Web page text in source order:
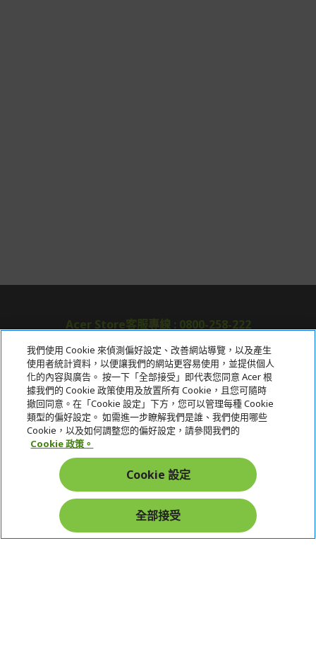
Acer Store客服專線 : 0800-258-222
關於宏碁
服務
宏碁網路商城
在社群上追蹤 Acer
我們使用 Cookie 來偵測偏好設定、改善網站導覽，以及產生
使用者統計資料，以便讓我們的網站更容易使用，並提供個人
化的內容與廣告。 按一下「全部接受」即代表您同意 Acer 根
據我們的 Cookie 政策使用及放置所有 Cookie，且您可隨時
撤回同意。在「Cookie 設定」下方，您可以管理每種 Cookie
類型的偏好設定。 如需進一步瞭解我們是誰、我們使用哪些
Cookie，以及如何調整您的偏好設定，請參閱我們的
Cookie 政策。
Cookie 設定
全部接受